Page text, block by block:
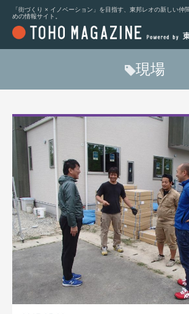
「街づくり × イノベーション」を目指す、東邦レオの新しい仲
めの情報サイト。
現場